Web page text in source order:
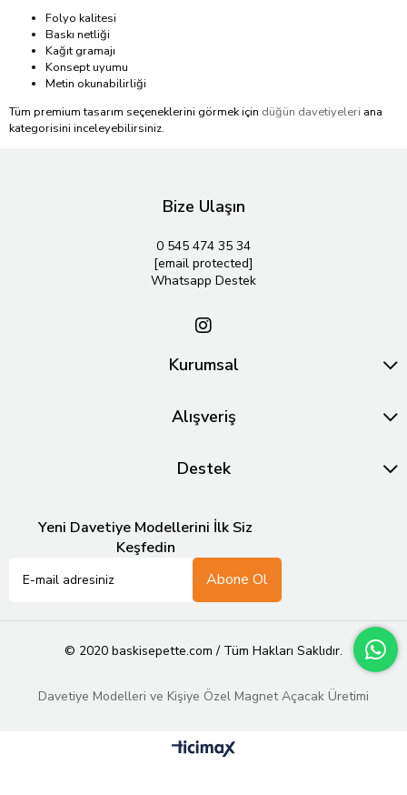
Folyo kalitesi
Baskı netliği
Kağıt gramajı
Konsept uyumu
Metin okunabilirliği
Tüm premium tasarım seçeneklerini görmek için düğün davetiyeleri ana
kategorisini inceleyebilirsiniz.
Bize Ulaşın
0 545 474 35 34
[email protected]
Whatsapp Destek
Kurumsal
Alışveriş
Destek
Yeni Davetiye Modellerini İlk Siz
Keşfedin
Abone Ol
© 2020 baskisepette.com / Tüm Hakları Saklıdır.
Davetiye Modelleri ve Kişiye Özel Magnet Açacak Üretimi